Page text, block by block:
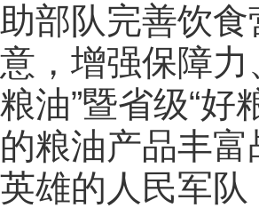
助部队完善饮
意，增强保障
粮油”暨省级“好
的粮油产品丰
英雄的人民军